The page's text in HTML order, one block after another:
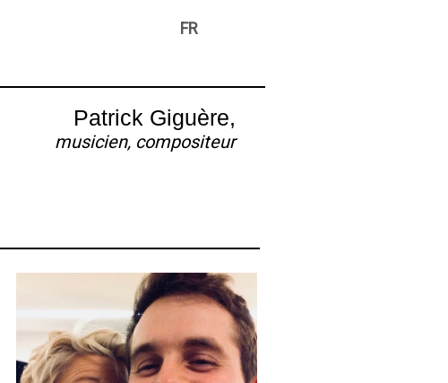
FR
Patrick Giguère,
musicien, compositeur